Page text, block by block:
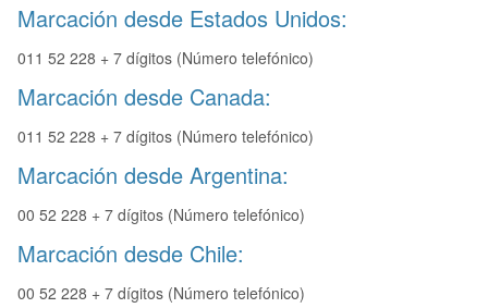
Marcación desde Estados Unidos:
011 52 228 + 7 dígitos (Número telefónico)
Marcación desde Canada:
011 52 228 + 7 dígitos (Número telefónico)
Marcación desde Argentina:
00 52 228 + 7 dígitos (Número telefónico)
Marcación desde Chile:
00 52 228 + 7 dígitos (Número telefónico)